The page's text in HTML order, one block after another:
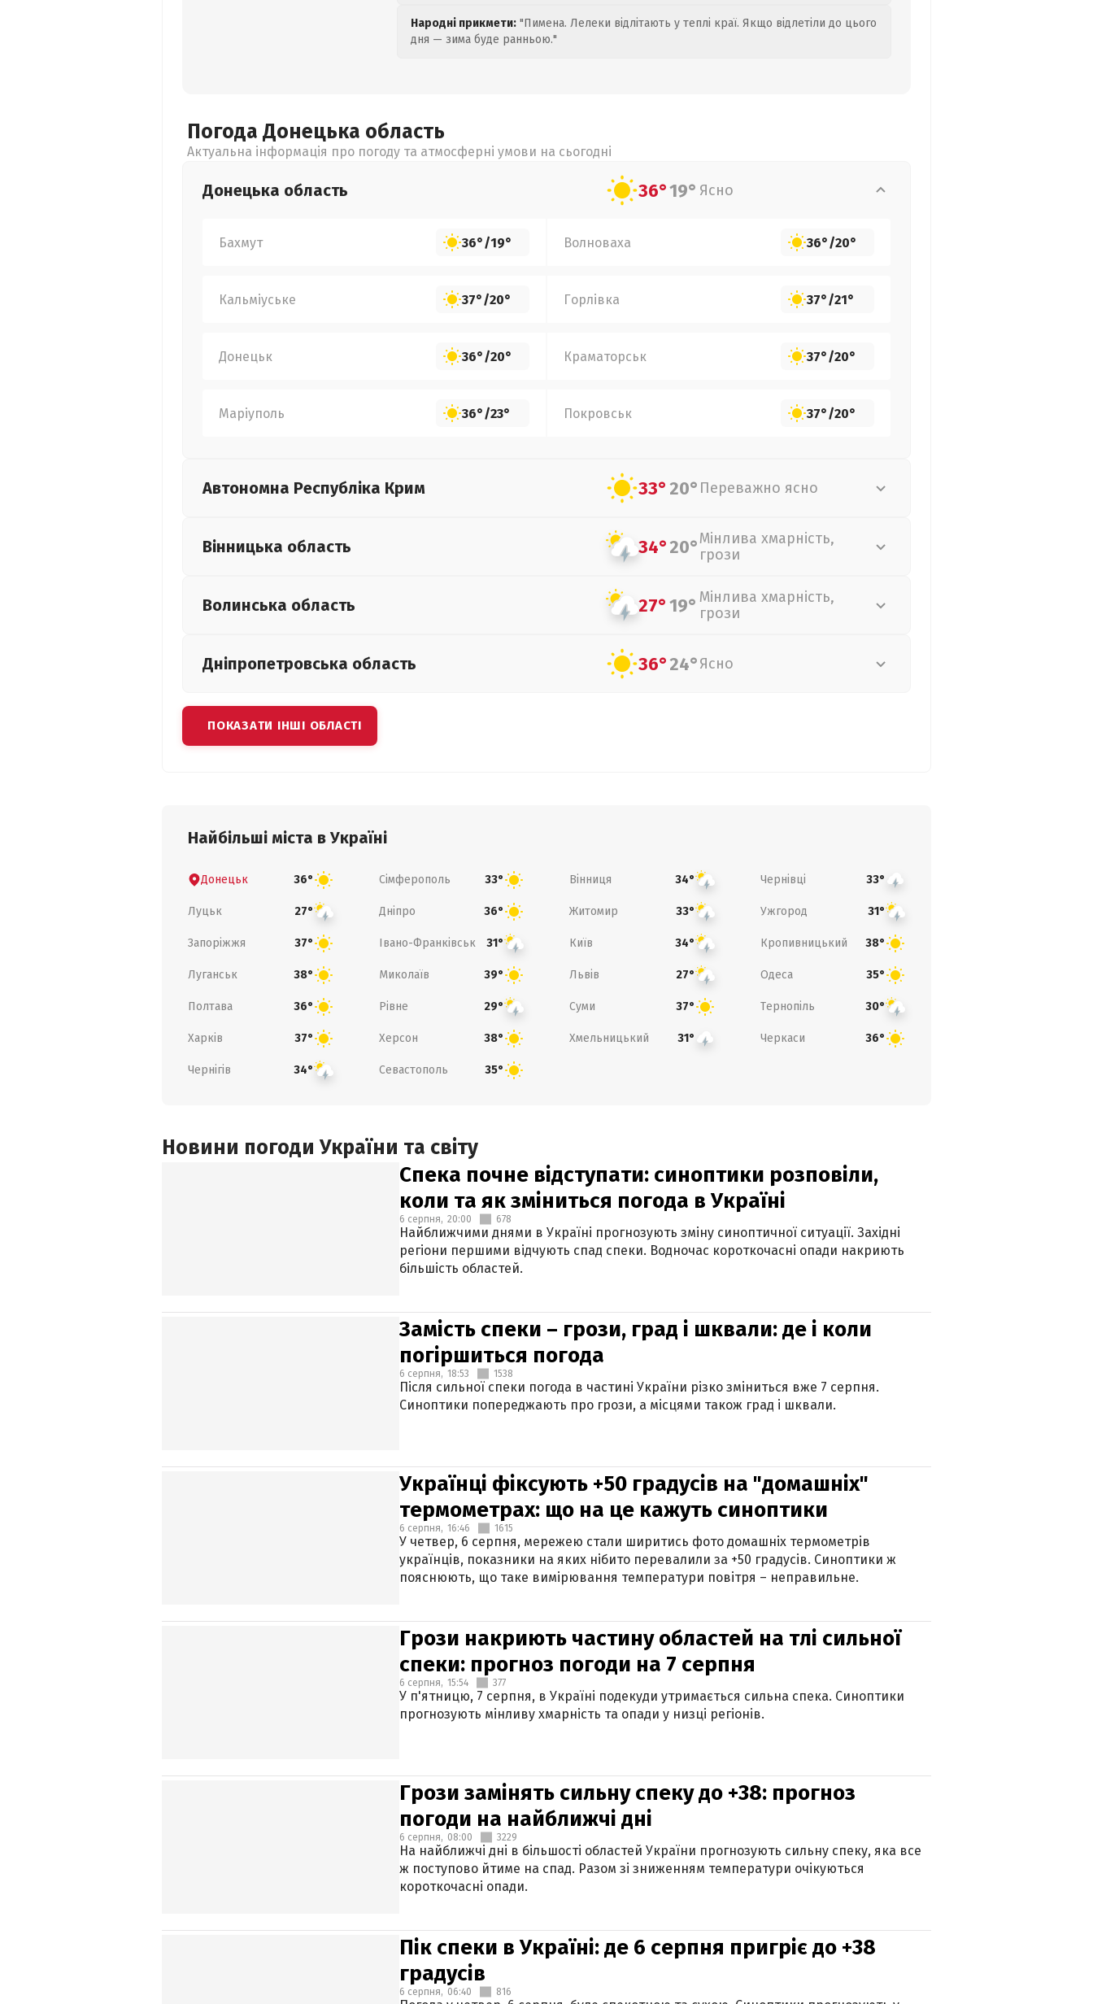
Народні прикмети: "Пимена. Лелеки відлітають у теплі краї. Якщо відлетіли до цього
дня — зима буде ранньою."
Погода Донецька область
Актуальна інформація про погоду та атмосферні умови на сьогодні
Донецька область 36°19° Ясно
Бахмут 36°/19° Волноваха 36°/20°
Кальміуське 37°/20° Горлівка 37°/21°
Донецьк 36°/20° Краматорськ 37°/20°
Маріуполь 36°/23° Покровськ 37°/20°
Автономна Республіка Крим 33°20° Переважно ясно
Вінницька область 34°20°Мінлива хмарність,
грози
Волинська область 27°19° Мінлива хмарність,
грози
Дніпропетровська область 36°24°Ясно
ПОКАЗАТИ ІНШІ ОБЛАСТІ
Найбільші міста в Україні
Донецьк 36° Сімферополь 33° Вінниця 34° Чернівці 33°
Луцьк 27° Дніпро 36° Житомир 33° Ужгород 31°
Запоріжжя 37° Івано-Франківськ 31° Київ 34° Кропивницький 38°
Луганськ 38° Миколаїв 39° Львів 27° Одеса 35°
Полтава 36° Рівне 29° Суми 37° Тернопіль 30°
Харків 37° Херсон 38° Хмельницький 31° Черкаси 36°
Чернігів 34° Севастополь 35°
Новини погоди України та світу
Спека почне відступати: синоптики розповіли,
коли та як зміниться погода в Україні
6 серпня, 20:00 678
Найближчими днями в Україні прогнозують зміну синоптичної ситуації. Західні
регіони першими відчують спад спеки. Водночас короткочасні опади накриють
більшість областей.
Замість спеки – грози, град і шквали: де і коли
погіршиться погода
6 серпня, 18:53 1538
Після сильної спеки погода в частині України різко зміниться вже 7 серпня.
Синоптики попереджають про грози, а місцями також град і шквали.
Українці фіксують +50 градусів на "домашніх"
термометрах: що на це кажуть синоптики
6 серпня, 16:46 1615
У четвер, 6 серпня, мережею стали ширитись фото домашніх термометрів
українців, показники на яких нібито перевалили за +50 градусів. Синоптики ж
пояснюють, що таке вимірювання температури повітря – неправильне.
Грози накриють частину областей на тлі сильної
спеки: прогноз погоди на 7 серпня
6 серпня, 15:54 377
У п'ятницю, 7 серпня, в Україні подекуди утримається сильна спека. Синоптики
прогнозують мінливу хмарність та опади у низці регіонів.
Грози замінять сильну спеку до +38: прогноз
погоди на найближчі дні
6 серпня, 08:00 3229
На найближчі дні в більшості областей України прогнозують сильну спеку, яка все
ж поступово йтиме на спад. Разом зі зниженням температури очікуються
короткочасні опади.
Пік спеки в Україні: де 6 серпня пригріє до +38
градусів
6 серпня, 06:40 816